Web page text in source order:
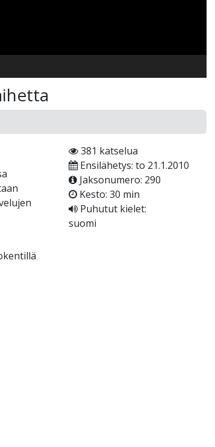
381 katselua
Ensilähetys: to 21.1.2010
Jaksonumero: 290
Kesto: 30 min
Puhutut kielet:
suomi